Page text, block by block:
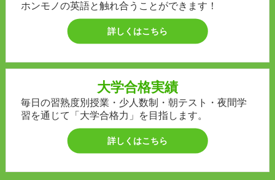
ホンモノの英語と触れ合うことができます！
詳しくはこちら
大学合格実績
毎日の習熟度別授業・少人数制・朝テスト・夜間学
習を通じて「大学合格力」を目指します。
詳しくはこちら